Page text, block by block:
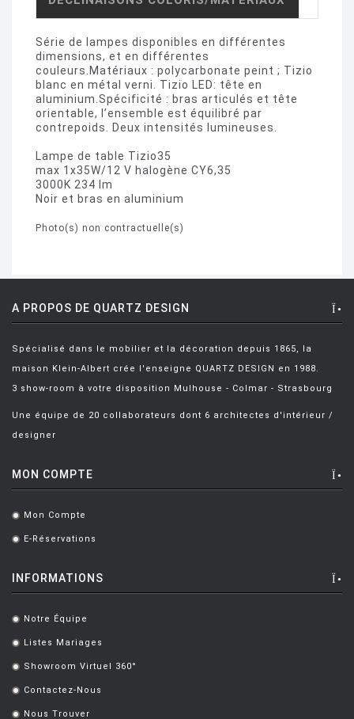
Série de lampes disponibles en différentes
dimensions, et en différentes
couleurs.Matériaux : polycarbonate peint ; Tizio
blanc en métal verni. Tizio LED: tête en
aluminium.Spécificité : bras articulés et tête
orientable, l’ensemble est équilibré par
contrepoids. Deux intensités lumineuses.
Lampe de table Tizio35
max 1x35W/12 V halogène CY6,35
3000K 234 lm
Noir et bras en aluminium
Photo(s) non contractuelle(s)
A PROPOS DE QUARTZ DESIGN
Spécialisé dans le mobilier et la décoration depuis 1865, la
maison Klein-Albert crée l'enseigne QUARTZ DESIGN en 1988.
3 show-room à votre disposition Mulhouse - Colmar - Strasbourg
Une équipe de 20 collaborateurs dont 6 architectes d'intérieur /
designer
MON COMPTE
. Mon Compte
. E-Réservations
INFORMATIONS
. Notre Équipe
. Listes Mariages
. Showroom Virtuel 360°
. Contactez-Nous
Nous Trouver